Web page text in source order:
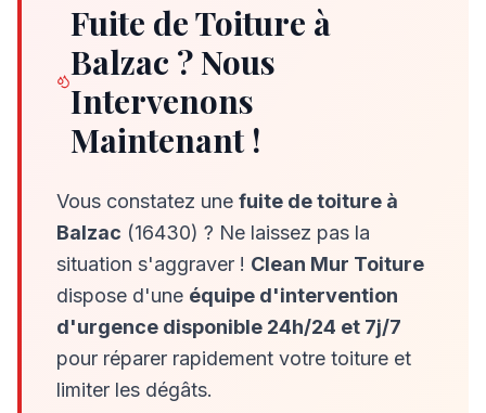
Fuite de Toiture à
Balzac ? Nous
Intervenons
Maintenant !
Vous constatez une fuite de toiture à
Balzac (16430) ? Ne laissez pas la
situation s'aggraver ! Clean Mur Toiture
dispose d'une équipe d'intervention
d'urgence disponible 24h/24 et 7j/7
pour réparer rapidement votre toiture et
limiter les dégâts.